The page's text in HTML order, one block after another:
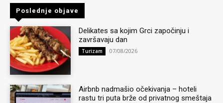
Poslednje objave
Delikates sa kojim Grci započinju i
završavaju dan
Turizam 07/08/2026
Airbnb nadmašio očekivanja – hoteli
rastu tri puta brže od privatnog smeštaja